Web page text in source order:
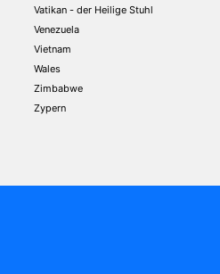
Vatikan - der Heilige Stuhl
Venezuela
Vietnam
Wales
Zimbabwe
Zypern